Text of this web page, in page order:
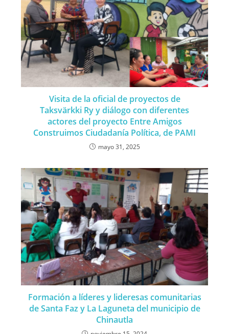
Visita de la oficial de proyectos de
Taksvärkki Ry y diálogo con diferentes
actores del proyecto Entre Amigos
Construimos Ciudadanía Política, de PAMI
mayo 31, 2025
Formación a líderes y lideresas comunitarias
de Santa Faz y La Laguneta del municipio de
Chinautla